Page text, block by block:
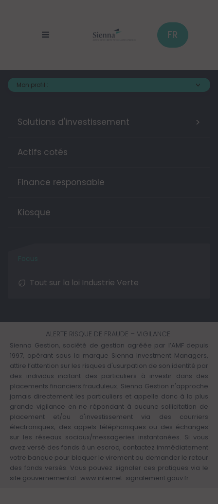
FR
Mon profil :
Solutions d'investissement >
Actifs cotés
Finance responsable
Kiosque
Tout sur la loi Industrie Verte
ALERTE RISQUE DE FRAUDE – VIGILANCE
Sienna Gestion, société de gestion agréée par l’AMF depuis
1997, opérant sous la marque Sienna Investment Managers,
attire l’attention sur les risques d'usurpation de son identité par
des individus incitant des particuliers à investir dans des
placements financiers frauduleux. Sienna Gestion n'approche
jamais directement les particuliers et appelle donc à la plus
grande vigilance en ne répondant à aucune sollicitation de
placement et/ou d'investissement via des courriers
électroniques, des appels téléphoniques ou des échanges
sur les réseaux sociaux/messageries instantanées. Si vous
avez versé des fonds à un escroc, contactez immédiatement
votre banque pour bloquer le virement ou demander le retour
des fonds versés. Vous pouvez signaler ces pratiques via le
site gouvernemental : www.internet-signalement.gouv.fr